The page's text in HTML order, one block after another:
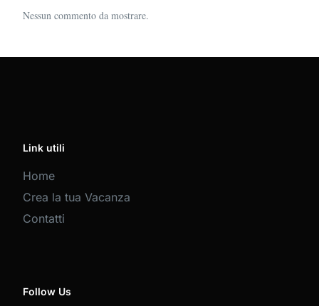
Nessun commento da mostrare.
Link utili
Home
Crea la tua Vacanza
Contatti
Follow Us